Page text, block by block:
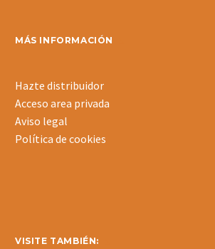
MÁS INFORMACIÓN
Hazte distribuidor
Acceso area privada
Aviso legal
Política de cookies
VISITE TAMBIÉN: